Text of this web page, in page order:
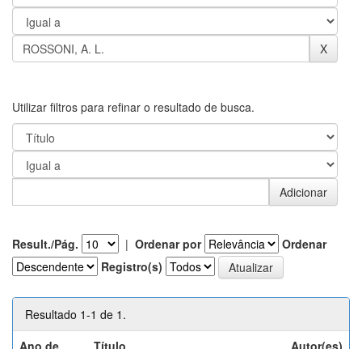
Utilizar filtros para refinar o resultado de busca.
Result./Pág. | Ordenar por
Ordenar
Registro(s)
Resultado 1-1 de 1.
Ano de
Título Autor(es)